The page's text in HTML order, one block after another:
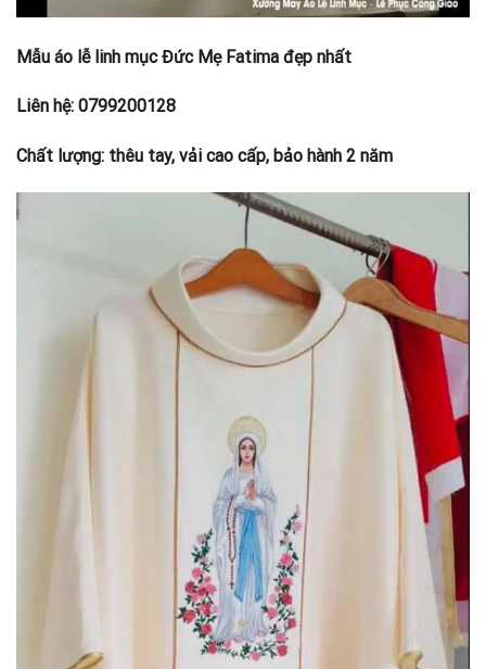
Mẫu áo lễ linh mục Đức Mẹ Fatima đẹp nhất
Liên hệ: 0799200128
Chất lượng: thêu tay, vải cao cấp, bảo hành 2 năm